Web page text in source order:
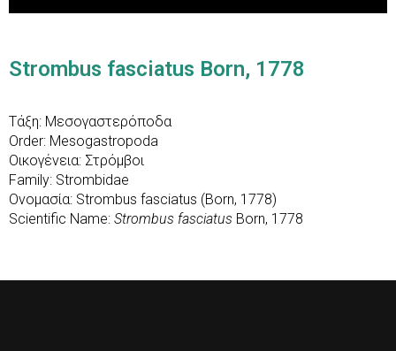
Strombus fasciatus Born, 1778
Τάξη: Μεσογαστερόποδα
Order: Mesogastropoda
Οικογένεια: Στρόμβοι
Family: Strombidae
Ονομασία: Strombus fasciatus (Born, 1778)
Scientific Name: Strombus fasciatus Born, 1778